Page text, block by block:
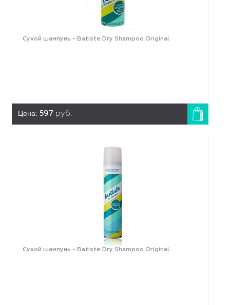
Сухой шампунь - Batiste Dry Shampoo Original
Цена: 597 руб.
Сухой шампунь - Batiste Dry Shampoo Original